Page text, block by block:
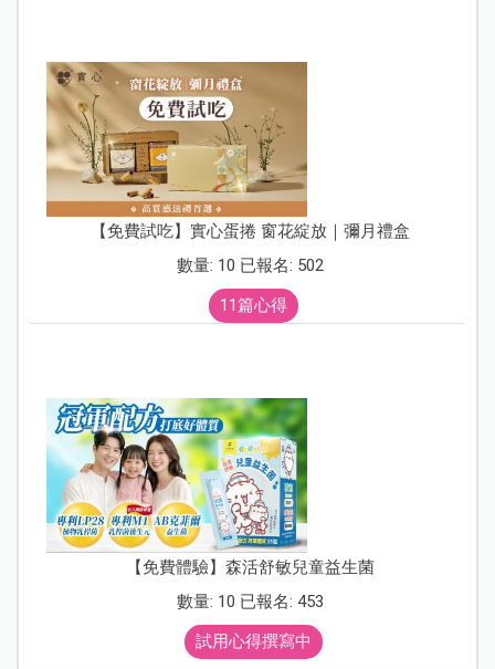
【免費試吃】實心蛋捲 窗花綻放｜彌月禮盒
數量: 10 已報名: 502
11篇心得
【免費體驗】森活舒敏兒童益生菌
數量: 10 已報名: 453
試用心得撰寫中